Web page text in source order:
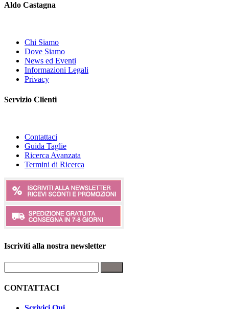
Aldo Castagna
Chi Siamo
Dove Siamo
News ed Eventi
Informazioni Legali
Privacy
Servizio Clienti
Contattaci
Guida Taglie
Ricerca Avanzata
Termini di Ricerca
Iscriviti alla nostra newsletter
CONTATTACI